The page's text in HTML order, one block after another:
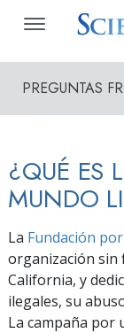
PREGUNTAS
¿QUÉ ES
MUNDO
La Fundación
organización sin
California, y
ilegales, su
La campaña por